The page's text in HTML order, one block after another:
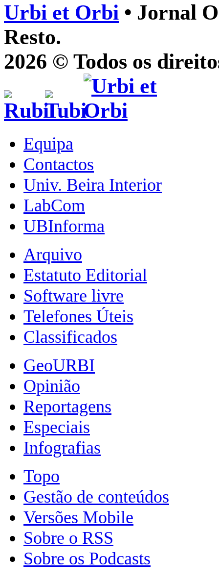
Urbi et Orbi • Jornal
Resto.
2026 © Todos os
Equipa
Contactos
Univ. Beira Interior
LabCom
UBInforma
Arquivo
Estatuto Editorial
Software livre
Telefones Úteis
Classificados
GeoURBI
Opinião
Reportagens
Especiais
Infografias
Topo
Gestão de conteúdos
Versões Mobile
Sobre o RSS
Sobre os Podcasts